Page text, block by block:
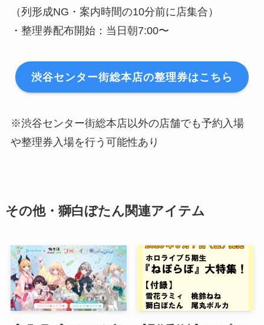
（列形成NG・案内時間の10分前に店集合）
・整理券配布開始：当日朝7:00〜
渋谷センター街総本店の整理券はこちら
※渋谷センター街総本店以外の店舗でも予約入場
や整理券入場を行う可能性あり
その他・獅白ぼたん関連アイテム